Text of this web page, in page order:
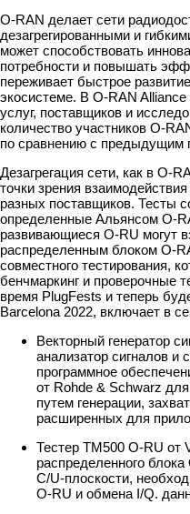
O-RAN делает сети
дезагрегированными и
может способствовать
потребности и повышать
переживает быстрое
экосистеме. В O-RAN
услуг, поставщиков и
количество участников O-
по сравнению с предыдущим
Дезагрегация сети, как в O-
точки зрения
разных поставщиков. Тесты
определенные Альянсом O-
развивающиеся O-RU могут
распределенным блоком O-
совместного тестирования,
бенчмаркинг и проверочные
время PlugFests и теперь
Barcelona 2022, включает в
Векторный генератор
анализатор сигналов и
программное
от Rohde & Schwarz
путем генерации,
расширенных для
Тестер TM500 O-RU
распределенного
C/U-плоскости,
O-RU и обмена I/Q.